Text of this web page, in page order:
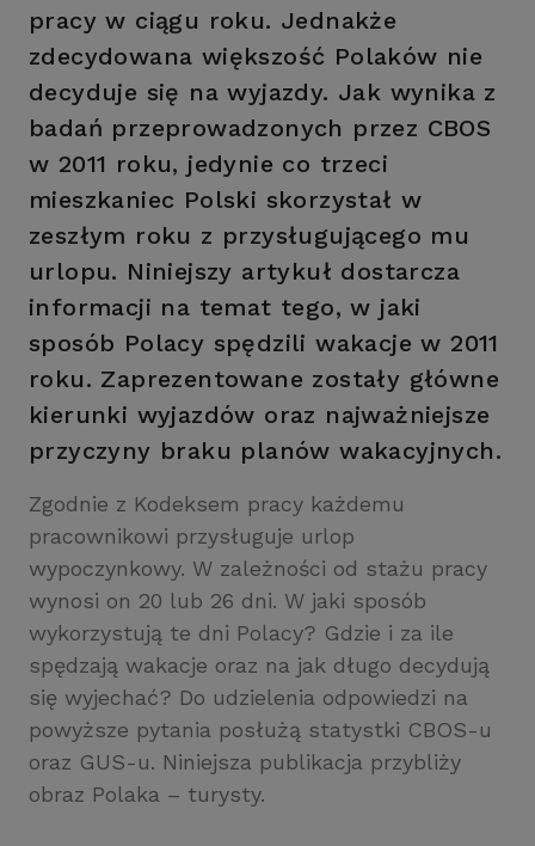
pracy w ciągu roku. Jednakże
zdecydowana większość Polaków nie
decyduje się na wyjazdy. Jak wynika z
badań przeprowadzonych przez CBOS
w 2011 roku, jedynie co trzeci
mieszkaniec Polski skorzystał w
zeszłym roku z przysługującego mu
urlopu. Niniejszy artykuł dostarcza
informacji na temat tego, w jaki
sposób Polacy spędzili wakacje w 2011
roku. Zaprezentowane zostały główne
kierunki wyjazdów oraz najważniejsze
przyczyny braku planów wakacyjnych.
Zgodnie z Kodeksem pracy każdemu
pracownikowi przysługuje urlop
wypoczynkowy. W zależności od stażu pracy
wynosi on 20 lub 26 dni. W jaki sposób
wykorzystują te dni Polacy? Gdzie i za ile
spędzają wakacje oraz na jak długo decydują
się wyjechać? Do udzielenia odpowiedzi na
powyższe pytania posłużą statystki CBOS-u
oraz GUS-u. Niniejsza publikacja przybliży
obraz Polaka – turysty.